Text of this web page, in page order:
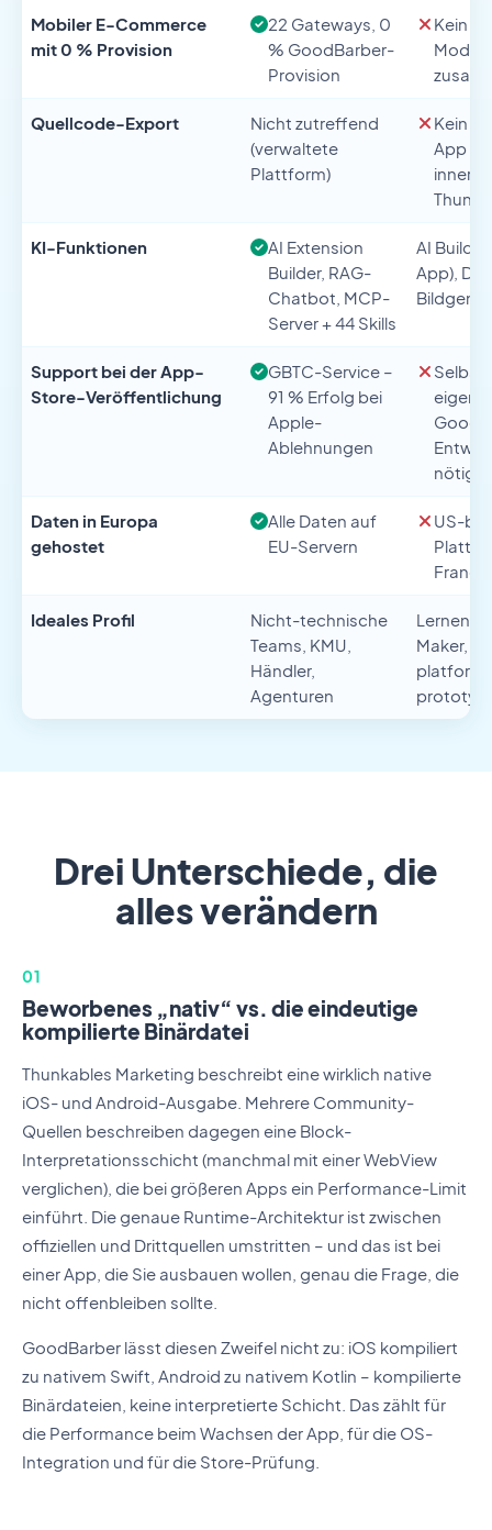
Mobiler E-Commerce
mit 0 % Provision
22 Gateways, 0
% GoodBarber-
Provision
Kein
Modul
Quellcode-Export
Nicht zutreffend
(verwaltete
Plattform)
Kein
App
KI-Funktionen
AI Extension
Builder, RAG-
Chatbot, MCP-
Server + 44 Skills
AI
App),
Support bei der App-
Store-Veröffentlichung
GBTC-Service –
91 % Erfolg bei
Apple-
Ablehnungen
Selbst
nötig
Daten in Europa
gehostet
Alle Daten auf
EU-Servern
US-
Ideales Profil
Nicht-technische
Teams, KMU,
Händler,
Agenturen
Maker,
platform
Drei Unterschiede, die
alles verändern
01
Beworbenes „nativ“ vs. die eindeutige
kompilierte Binärdatei
Thunkables Marketing beschreibt eine wirklich native
iOS- und Android-Ausgabe. Mehrere Community-
Quellen beschreiben dagegen eine Block-
Interpretationsschicht (manchmal mit einer WebView
verglichen), die bei größeren Apps ein Performance-Limit
einführt. Die genaue Runtime-Architektur ist zwischen
offiziellen und Drittquellen umstritten – und das ist bei
einer App, die Sie ausbauen wollen, genau die Frage, die
nicht offenbleiben sollte.
GoodBarber lässt diesen Zweifel nicht zu: iOS kompiliert
zu nativem Swift, Android zu nativem Kotlin – kompilierte
Binärdateien, keine interpretierte Schicht. Das zählt für
die Performance beim Wachsen der App, für die OS-
Integration und für die Store-Prüfung.